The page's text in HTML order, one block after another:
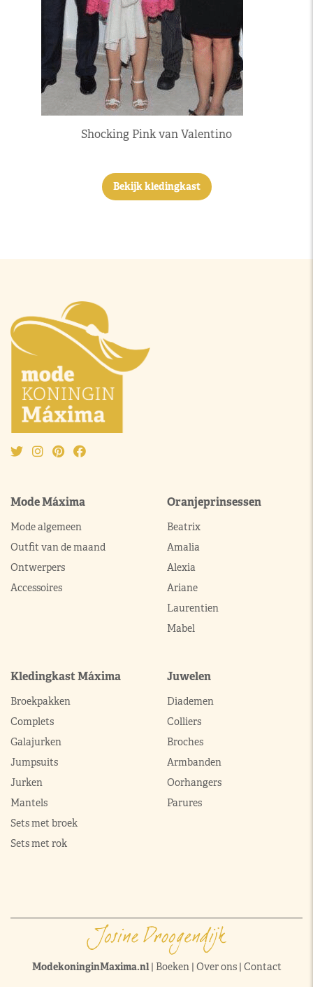
Shocking Pink van Valentino
Bekijk kledingkast
Mode Máxima
Mode algemeen
Outfit van de maand
Ontwerpers
Accessoires
Oranjeprinsessen
Beatrix
Amalia
Alexia
Ariane
Laurentien
Mabel
Kledingkast Máxima
Broekpakken
Complets
Galajurken
Jumpsuits
Jurken
Mantels
Sets met broek
Sets met rok
Juwelen
Diademen
Colliers
Broches
Armbanden
Oorhangers
Parures
ModekoninginMaxima.nl| Boeken| Over ons| Contact